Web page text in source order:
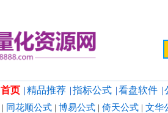
首页 | 精品推荐 | 指标公式 | 看盘软件 |
| 同花顺公式 | 博易公式 | 倚天公式 | 文华